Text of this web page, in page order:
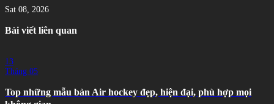
Sat 08, 2026
Bài viết liên quan
13
Tháng 05
Top những mẫu bàn Air hockey đẹp, hiện đại, phù hợp mọi